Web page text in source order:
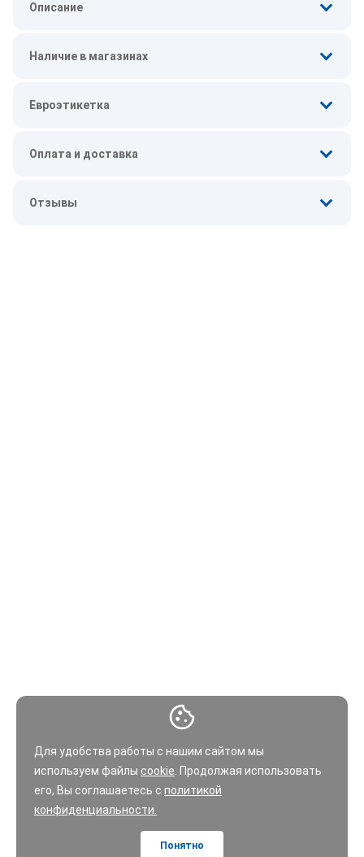
Для удобства работы с нашим сайтом мы
используем файлы cookie . Продолжая использовать
его, Вы соглашаетесь с политикой
конфиденциальности.
Понятно
Описание
Наличие в магазинах
Евроэтикетка
Оплата и доставка
Отзывы